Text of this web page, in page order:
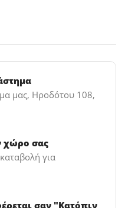
μας, Ηροδότου 108,
χώρο σας
για
σαν "Κατόπιν